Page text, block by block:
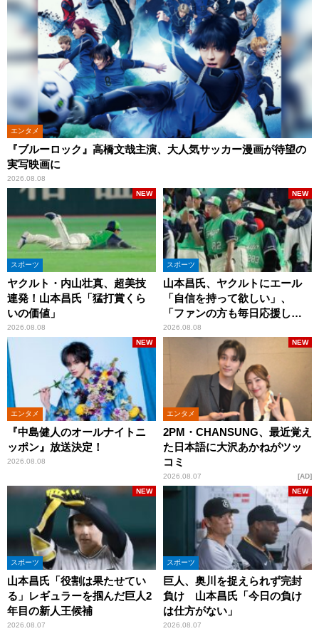
エンタメ
『ブルーロック』高橋文哉主演、大人気サッカー漫画が待望の
実写映画に
2026.08.08
スポーツ
ヤクルト・内山壮真、超美技
連発！山本昌氏「猛打賞くら
いの価値」
2026.08.08
NEW
スポーツ
山本昌氏、ヤクルトにエール
「自信を持って欲しい」、
「ファンの方も毎日応援して
くれています」
2026.08.08
NEW
エンタメ
『中島健人のオールナイトニ
ッポン』放送決定！
2026.08.08
NEW
エンタメ
2PM・CHANSUNG、最近覚え
た日本語に大沢あかねがツッ
コミ
2026.08.07
NEW
AD
スポーツ
山本昌氏「役割は果たせてい
る」レギュラーを掴んだ巨人2
年目の新人王候補
2026.08.07
NEW
スポーツ
巨人、奥川を捉えられず完封
負け 山本昌氏「今日の負け
は仕方がない」
2026.08.07
NEW